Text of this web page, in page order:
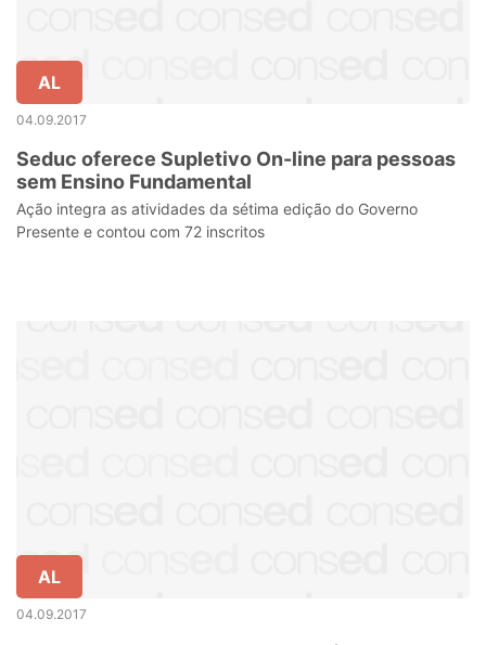
AL
04.09.2017
Seduc oferece Supletivo On-line para pessoas
sem Ensino Fundamental
Ação integra as atividades da sétima edição do Governo
Presente e contou com 72 inscritos
AL
04.09.2017